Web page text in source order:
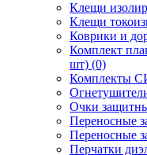
Клещи
Клещи
Коврики и
Комплект
шт) (0)
Комплекты
Очки
Переносные
Переносные
Перчатки